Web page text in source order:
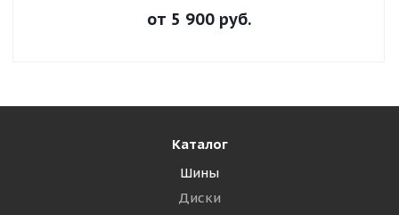
от 5 900руб.
Каталог
Шины
Диски